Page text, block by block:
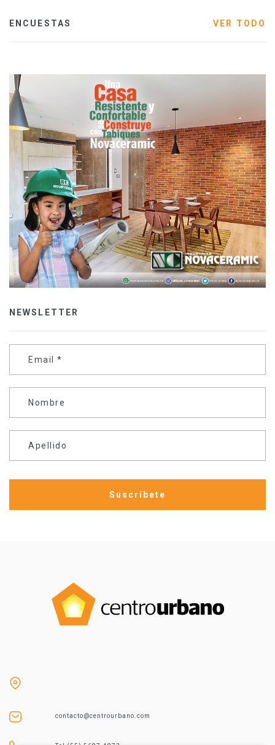
ENCUESTAS VER TODO
NEWSLETTER
Email *
Nombre
Apellido
contacto@centrourbano.com